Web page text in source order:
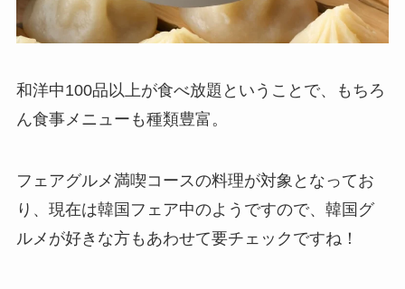
和洋中100品以上が食べ放題ということで、もちろ
ん食事メニューも種類豊富。
フェアグルメ満喫コースの料理が対象となってお
り、現在は韓国フェア中のようですので、韓国グ
ルメが好きな方もあわせて要チェックですね！